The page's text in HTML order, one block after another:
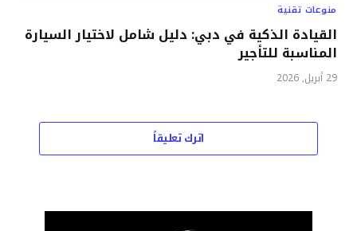
منوعات تقنية
القيادة الذكية في دبي: دليل شامل لاختيار السيارة
المناسبة للتأجير
29 أبريل, 2026
اترك تعليقاً